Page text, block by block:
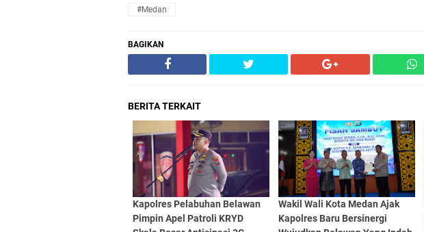
#Medan
BAGIKAN
BERITA TERKAIT
Kapolres Pelabuhan Belawan
Pimpin Apel Patroli KRYD
Wakil Wali Kota Medan Ajak
Kapolres Baru Bersinergi